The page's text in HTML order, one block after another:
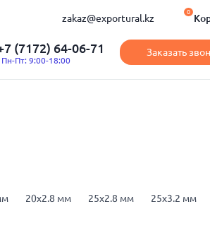
zakaz@exportural.kz
0
(7172) 64-06-71
Пн-Пт: 9:00-18:00
Заказать
20x2.8 мм 25x2.8 мм
25x3.2 мм